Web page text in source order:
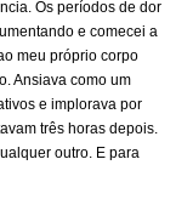
Os períodos de dor
e comecei a
meu próprio corpo
Ansiava como um
e implorava por
três horas depois.
outro. E para